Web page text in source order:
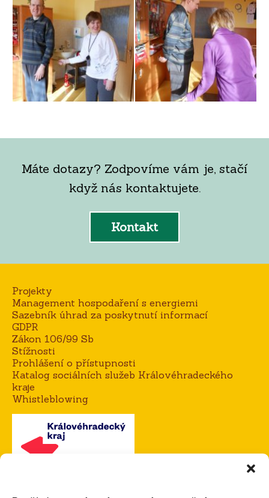
Máte dotazy? Zodpovíme vám je, stačí
když nás kontaktujete.
Kontakt
Projekty
Management hospodaření s energiemi
Sazebník úhrad za poskytnutí informací
GDPR
Zákon 106/99 Sb
Stížnosti
Prohlášení o přístupnosti
Katalog sociálních služeb Královéhradeckého
kraje
Whistleblowing